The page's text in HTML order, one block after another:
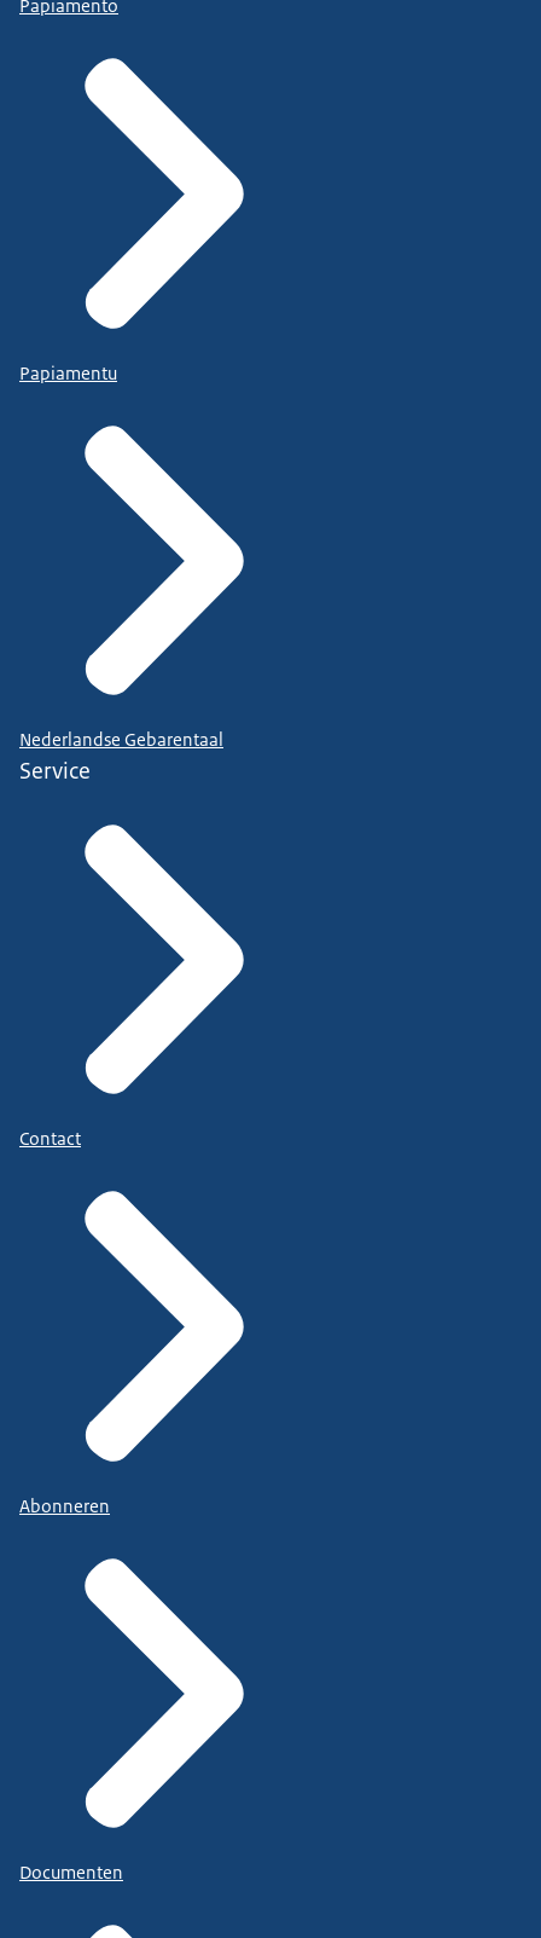
Papiamento
Papiamentu
Nederlandse Gebarentaal
Service
Contact
Abonneren
Documenten